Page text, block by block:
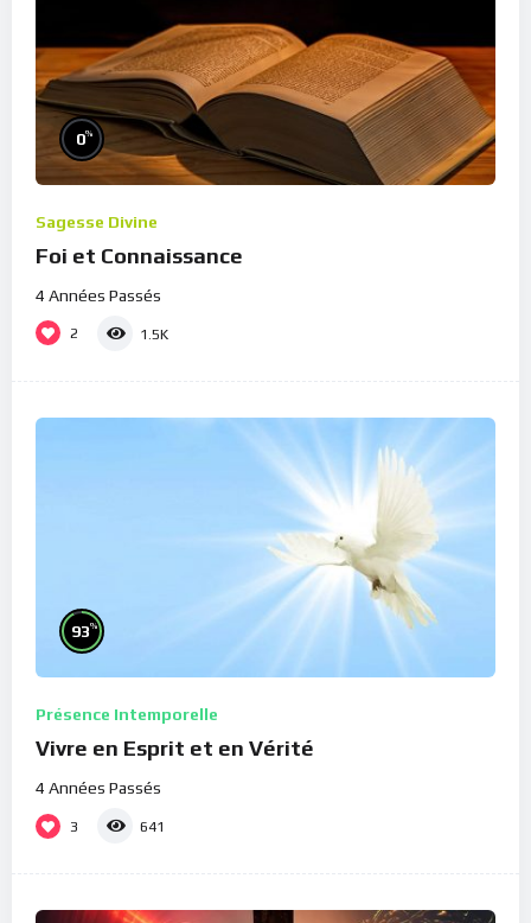
0%
Sagesse Divine
Foi et Connaissance
4 Années Passés
2 1.5K
93%
Présence Intemporelle
Vivre en Esprit et en Vérité
4 Années Passés
3 641